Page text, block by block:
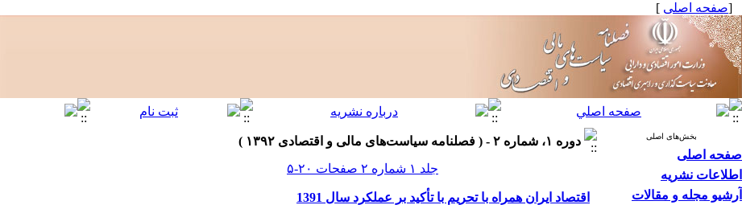
[صفحه اصلی ]
بخش‌های اصلی
صفحه اصلی
اطلاعات نشریه
آرشیو مجله و مقالات
دوره ۱، شماره ۲ - ( فصلنامه سیاست‌های مالی و اقتصادی ۱۳۹۲ )
جلد ۱ شماره ۲ صفحات ۲۰-۵
اقتصاد ایران همراه با تحریم با تأکید بر عملکرد سال 1391